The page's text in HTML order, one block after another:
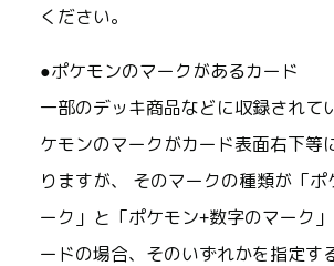
ください。
●ポケモンのマークがあるカード
一部のデッキ商品などに収録されて
ケモンのマークがカード表面右下等
りますが、 そのマークの種類が「ポ
ーク」と「ポケモン+数字のマーク
ードの場合、そのいずれかを指定す